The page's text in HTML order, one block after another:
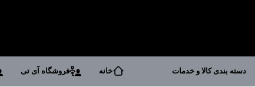
دسته بندی کالا و خدمات خانه فروشگاه آی تی